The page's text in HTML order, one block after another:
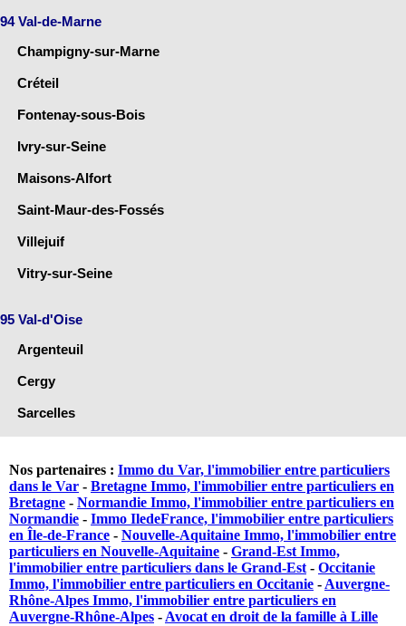
94 Val-de-Marne
Champigny-sur-Marne
Créteil
Fontenay-sous-Bois
Ivry-sur-Seine
Maisons-Alfort
Saint-Maur-des-Fossés
Villejuif
Vitry-sur-Seine
95 Val-d'Oise
Argenteuil
Cergy
Sarcelles
Nos partenaires : Immo du Var, l'immobilier entre particuliers
dans le Var - Bretagne Immo, l'immobilier entre particuliers en
Bretagne - Normandie Immo, l'immobilier entre particuliers en
Normandie - Immo IledeFrance, l'immobilier entre particuliers
en Île-de-France - Nouvelle-Aquitaine Immo, l'immobilier entre
particuliers en Nouvelle-Aquitaine - Grand-Est Immo,
l'immobilier entre particuliers dans le Grand-Est - Occitanie
Immo, l'immobilier entre particuliers en Occitanie - Auvergne-
Rhône-Alpes Immo, l'immobilier entre particuliers en
Auvergne-Rhône-Alpes - Avocat en droit de la famille à Lille